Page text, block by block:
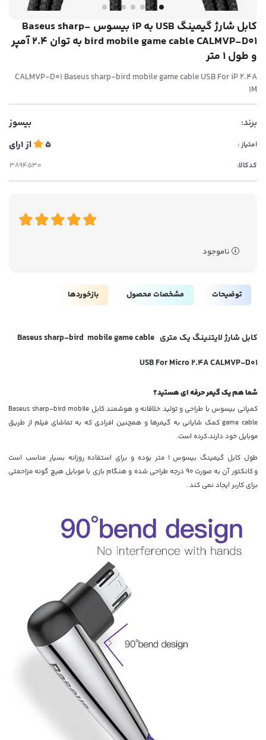
کابل شارژ گیمینگ USB به iP بیسوس Baseus sharp-
bird mobile game cable CALMVP-D01 به توان 2.4 آمپر
و طول 1 متر
CALMVP-D01 Baseus sharp-bird mobile game cable USB For iP 2.4A
1M
برند: بیسوز
امتیاز : 5 از1رای
کدکالا:
ناموجود
توضیحات مشخصات محصول بازخوردها
کابل شارژ لایتنینگ یک متری Baseus sharp-bird mobile game cable
USB For Micro 2.4A CALMVP-D01
شما هم یک گیمر حرفه ای هستید؟
کمپانی بیسوس با طراحی و تولید خلاقانه و هوشمند کابل Baseus sharp-bird mobile
game cable کمک شایانی به گیمرها و همچنین افرادی که به تماشای فیلم از طریق
موبایل خود دارند،کرده است.
طول کابل گیمینگ بیسوس 1 متر بوده و برای استفاده روزانه بسیار مناسب است
و کانکتور آن به صورت 90 درجه طراحی شده و هنگام بازی با موبایل هیچ گونه مزاحمتی
برای کاربر ایجاد نمی کند .